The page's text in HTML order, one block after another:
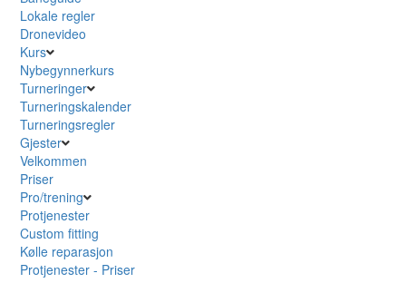
Lokale regler
Dronevideo
Kurs
Nybegynnerkurs
Turneringer
Turneringskalender
Turneringsregler
Gjester
Velkommen
Priser
Pro/trening
Protjenester
Custom fitting
Kølle reparasjon
Protjenester - Priser